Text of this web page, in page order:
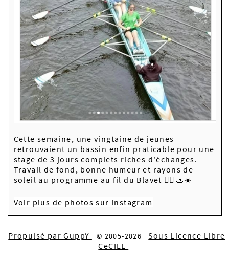
Cette semaine, une vingtaine de jeunes
retrouvaient un bassin enfin praticable pour une
stage de 3 jours complets riches d'échanges.
Travail de fond, bonne humeur et rayons de
soleil au programme au fil du Blavet 🚣‍♀️🚣☀️
Voir plus de photos sur Instagram
Propulsé par GuppY © 2005-2026Sous Licence Libre
CeCILL